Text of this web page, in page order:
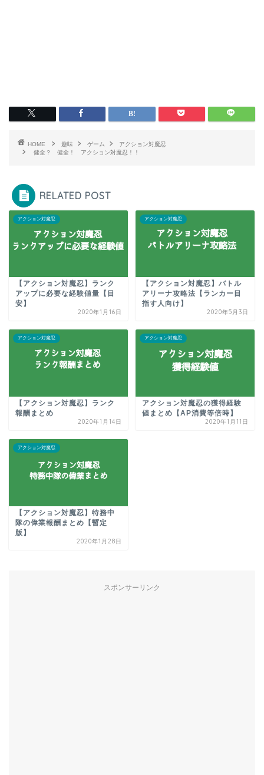
HOME 趣味 ゲーム
アクション対魔忍
健全？ 健全！ アクション対魔忍！！
RELATED POST
アクション対魔忍
【アクション対魔忍】ランク
アップに必要な経験値量【目
安】
2020年1月16日
アクション対魔忍
【アクション対魔忍】バトル
アリーナ攻略法【ランカー目
指す人向け】
2020年5月3日
アクション対魔忍
【アクション対魔忍】ランク
報酬まとめ
2020年1月14日
アクション対魔忍
アクション対魔忍の獲得経験
値まとめ【AP消費等倍時】
2020年1月11日
アクション対魔忍
【アクション対魔忍】特務中
隊の偉業報酬まとめ【暫定
版】
2020年1月28日
スポンサーリンク